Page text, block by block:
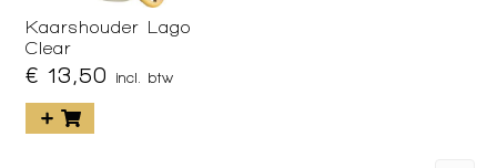
Kaarshouder Lago
Clear
€ 13,50 incl. btw